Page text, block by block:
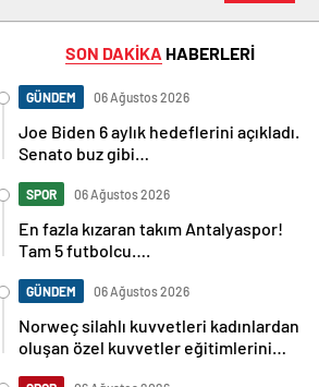
SON DAKİKA HABERLERİ
GÜNDEM 06 Ağustos 2026
Joe Biden 6 aylık hedeflerini açıkladı.
Senato buz gibi…
SPOR 06 Ağustos 2026
En fazla kızaran takım Antalyaspor!
Tam 5 futbolcu….
GÜNDEM 06 Ağustos 2026
Norweç silahlı kuvvetleri kadınlardan
oluşan özel kuvvetler eğitimlerini